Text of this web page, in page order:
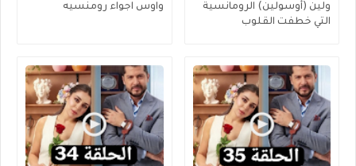
ولين (أوسولين) الرومانسية
التي خطفت القلوب
واوس اجواء رومنسيه